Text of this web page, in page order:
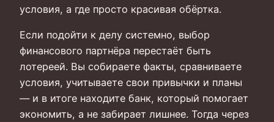
условия, а где просто красивая обёртка.
Если подойти к делу системно, выбор
финансового партнёра перестаёт быть
лотереей. Вы собираете факты, сравниваете
условия, учитываете свои привычки и планы
— и в итоге находите банк, который помогает
экономить, а не забирает лишнее. Тогда через